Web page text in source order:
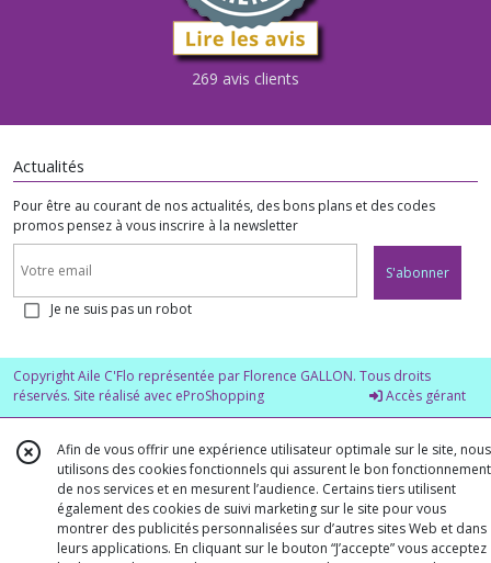
269 avis clients
Actualités
Pour être au courant de nos actualités, des bons plans et des codes
promos pensez à vous inscrire à la newsletter
S'abonner
Je ne suis pas un robot
Copyright Aile C'Flo représentée par Florence GALLON. Tous droits
réservés. Site réalisé avec eProShopping Accès gérant
Afin de vous offrir une expérience utilisateur optimale sur le site, nous
utilisons des cookies fonctionnels qui assurent le bon fonctionnement
de nos services et en mesurent l’audience. Certains tiers utilisent
également des cookies de suivi marketing sur le site pour vous
montrer des publicités personnalisées sur d’autres sites Web et dans
leurs applications. En cliquant sur le bouton “J’accepte” vous acceptez